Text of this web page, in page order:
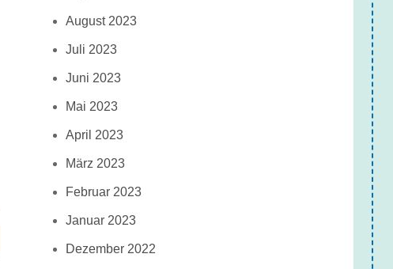
August 2023
Juli 2023
Juni 2023
Mai 2023
April 2023
März 2023
Februar 2023
Januar 2023
Dezember 2022